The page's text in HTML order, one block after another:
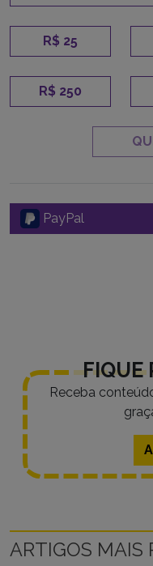
R$ 25
R$ 250
PayPal
FIQUE
Receba
ARTIGOS MAIS